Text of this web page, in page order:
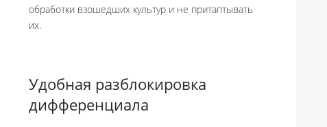
обработки взошедших культур и не притаптывать
их.
Удобная разблокировка
дифференциала